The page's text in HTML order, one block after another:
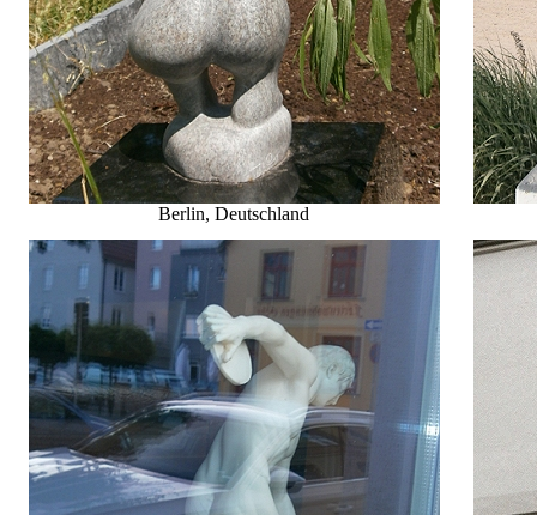
Berlin, Deutschland